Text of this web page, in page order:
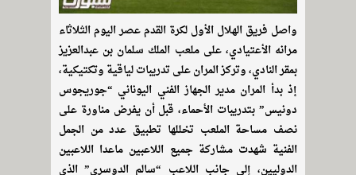
واصل فريق الهلال الأول لكرة القدم عصر اليوم الثلاثاء
مرانه الأعتيادي، على ملعب الملك سلمان بن عبدالعزيز
بمقر النادي، وتركز المران على تدريبات لياقية وتكتيكية،
إذ بدأ المران مدير الجهاز الفني اليوناني “جوريجوس
دونيس” بتدريبات الأحماء، قبل أن يفرض مناورة على
نصف مساحة الملعب تخللها تطبيق عدد من الجمل
الفنية شهدت مشاركة جميع اللاعبين ماعدا اللاعبين
الدوليين، إلى جانب اللاعب “سالم الدوسري” الذي